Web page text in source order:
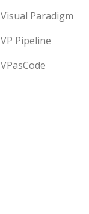
Visual Paradigm
VP Pipeline
VPasCode